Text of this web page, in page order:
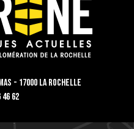
- 17000 La Rochelle
46 62